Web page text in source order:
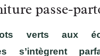
passe-
verts aux
s’intègrent